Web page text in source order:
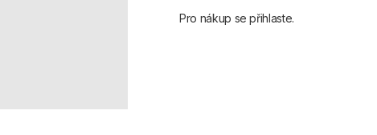
Pro nákup se přihlaste.